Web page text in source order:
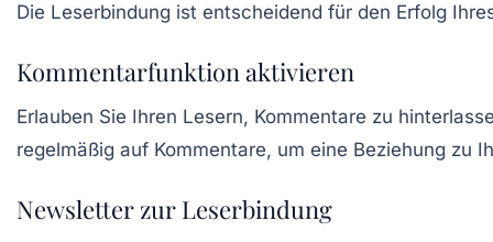
Die Leserbindung ist entscheidend für den Erfolg
Kommentarfunktion aktivieren
Erlauben Sie Ihren Lesern, Kommentare zu
regelmäßig auf Kommentare, um eine Beziehung zu
Newsletter zur Leserbindung